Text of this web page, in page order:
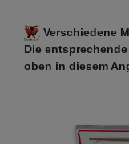
Verschiedene
Die
oben in diesem